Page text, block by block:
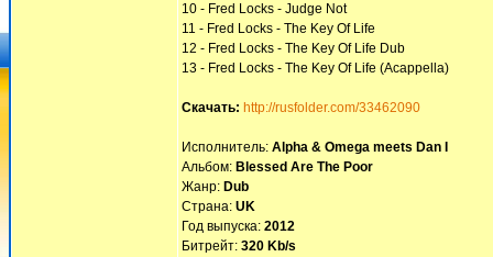
10 - Fred Locks - Judge Not
11 - Fred Locks - The Key Of Life
12 - Fred Locks - The Key Of Life Dub
13 - Fred Locks - The Key Of Life (Acappella)
Скачать: http://rusfolder.com/33462090
Исполнитель: Alpha & Omega meets Dan I
Альбом: Blessed Are The Poor
Жанр: Dub
Страна: UK
Год выпуска: 2012
Битрейт: 320 Kb/s